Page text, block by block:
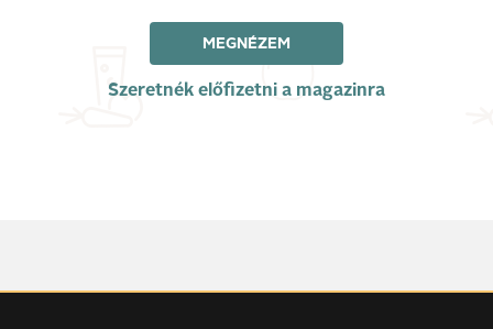
MEGNÉZEM
Szeretnék előfizetni a magazinra